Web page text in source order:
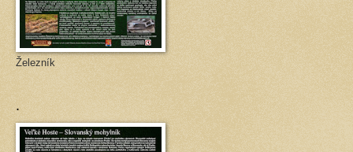
Železník
.